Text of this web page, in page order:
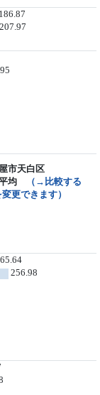
186.87
207.97
市天白区
均
（→比較する
更できます）
256.98